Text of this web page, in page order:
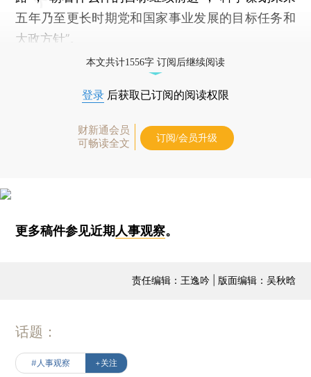
五年乃至更长时期党和国家事业发展的目标任务和
大政方针”。
本文共计1556字 订阅后继续阅读
登录 后获取已订阅的阅读权限
财新通会员
可畅读全文
订阅/会员升级
更多稿件参见近期 人事观察。
责任编辑：王逸吟 | 版面编辑：吴秋晗
话题：
#人事观察 +关注